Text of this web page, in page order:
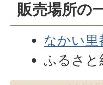
販売場所の
なかい里
ふるさと